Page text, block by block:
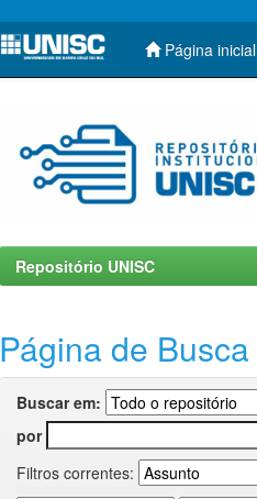
Página inicial
Repositório UNISC
Página de Busca
Buscar em:
por
Filtros correntes: